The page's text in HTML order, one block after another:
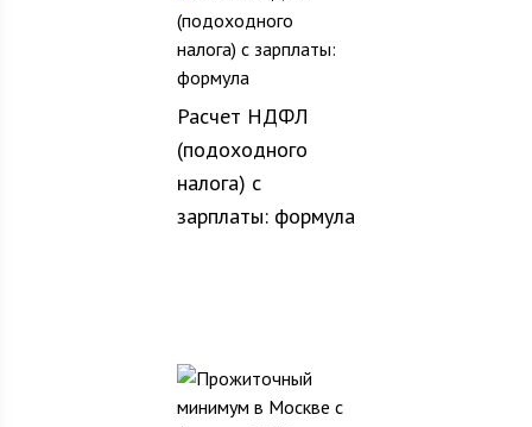
Расчет НДФЛ
(подоходного
налога) с
зарплаты: формула